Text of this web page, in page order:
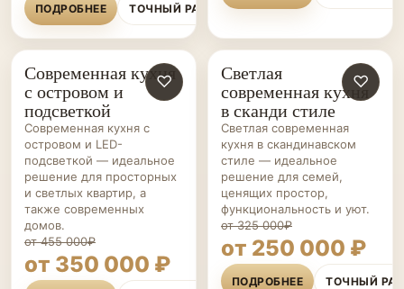
ПОДРОБНЕЕ ТОЧНЫЙ РАСЧЁТ
КУХНИ НА ЗАКАЗ ♡
Современная кухня
с островом и
подсветкой
Современная кухня с
островом и LED-
подсветкой — идеальное
решение для просторных
и светлых квартир, а
также современных
домов.
от 455 000₽
от 350 000 ₽
КУХНИ НА ЗАКАЗ ♡
Светлая
современная кухня
в сканди стиле
Светлая современная
кухня в скандинавском
стиле — идеальное
решение для семей,
ценящих простор,
функциональность и уют.
от 325 000₽
от 250 000 ₽
ПОДРОБНЕЕ ТОЧНЫЙ